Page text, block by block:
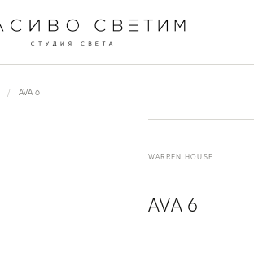
AVA 6
1/4
WARREN HOUSE
AVA 6